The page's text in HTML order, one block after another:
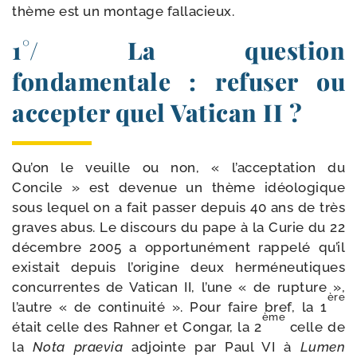
thème est un mon­tage fallacieux.
1°/ La question
fondamentale : refuser ou
accepter quel Vatican II ?
Qu’on le veuille ou non, « l’acceptation du
Concile » est deve­nue un thème idéo­lo­gique
sous lequel on a fait pas­ser depuis 40 ans de très
graves abus. Le dis­cours du pape à la Curie du 22
décembre 2005 a oppor­tu­né­ment rap­pe­lé qu’il
exis­tait depuis l’origine deux her­mé­neu­tiques
concur­rentes de Vatican II, l’une « de rup­ture »,
l’autre « de conti­nui­té ». Pour faire bref, la 1
ère
était celle des Rahner et Congar, la 2
ème
celle de
la Nota prae­viaadjointe par Paul VI à Lumen